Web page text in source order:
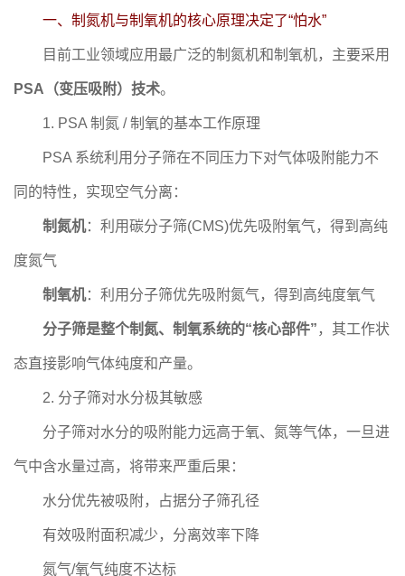
一、制氮机与制氧机的核心原理决定了“怕水”
目前工业领域应用最广泛的制氮机和制氧机，主要采用
PSA（变压吸附）技术。
1. PSA 制氮 / 制氧的基本工作原理
PSA 系统利用分子筛在不同压力下对气体吸附能力不
同的特性，实现空气分离：
制氮机：利用碳分子筛(CMS)优先吸附氧气，得到高纯
度氮气
制氧机：利用分子筛优先吸附氮气，得到高纯度氧气
分子筛是整个制氮、制氧系统的“核心部件” ，其工作状
态直接影响气体纯度和产量。
2. 分子筛对水分极其敏感
分子筛对水分的吸附能力远高于氧、氮等气体，一旦进
气中含水量过高，将带来严重后果：
水分优先被吸附，占据分子筛孔径
有效吸附面积减少，分离效率下降
氮气/氧气纯度不达标